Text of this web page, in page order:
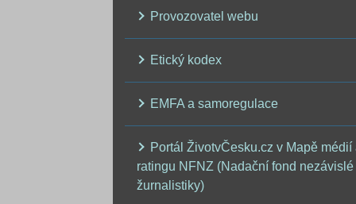
Provozovatel webu
Etický kodex
EMFA a samoregulace
Portál ŽivotvČesku.cz v Mapě médií
ratingu NFNZ (Nadační fond nezávislé
žurnalistiky)